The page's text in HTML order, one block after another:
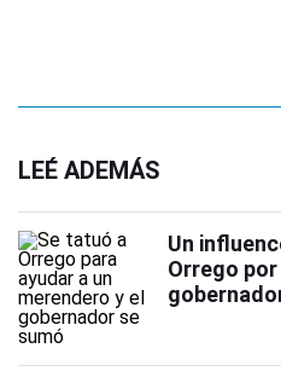
LEÉ ADEMÁS
Un
Orrego por